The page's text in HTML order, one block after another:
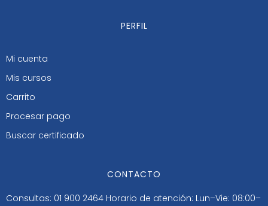
PERFIL
Mi cuenta
Mis cursos
Carrito
Procesar pago
Buscar certificado
CONTACTO
Consultas: 01 900 2464 Horario de atención: Lun–Vie: 08:00–